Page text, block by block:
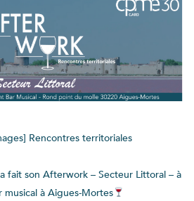
Rencontres territoriales
fait son Afterwork – Secteur Littoral – à
musical à Aigues-Mortes